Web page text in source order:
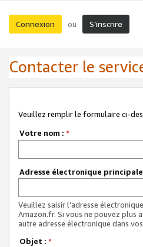
Connexion ou S’inscrire
Contacter le
Veuillez remplir le formulaire ci-
Votre nom : *
Adresse électronique
Veuillez saisir l'adresse
Amazon.fr. Si vous ne pouvez plus
autre adresse électronique dans
Objet : *